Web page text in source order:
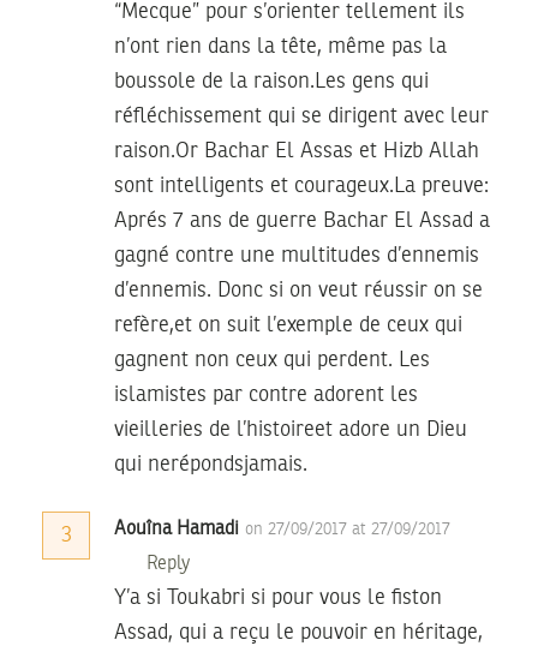
“Mecque” pour s’orienter tellement ils
n’ont rien dans la tête, même pas la
boussole de la raison.Les gens qui
réfléchissement qui se dirigent avec leur
raison.Or Bachar El Assas et Hizb Allah
sont intelligents et courageux.La preuve:
Aprés 7 ans de guerre Bachar El Assad a
gagné contre une multitudes d’ennemis
d’ennemis. Donc si on veut réussir on se
refère,et on suit l’exemple de ceux qui
gagnent non ceux qui perdent. Les
islamistes par contre adorent les
vieilleries de l’histoireet adore un Dieu
qui nerépondsjamais.
3 Aouîna Hamadi on 27/09/2017 at 27/09/2017
Reply
Y’a si Toukabri si pour vous le fiston
Assad, qui a reçu le pouvoir en héritage,